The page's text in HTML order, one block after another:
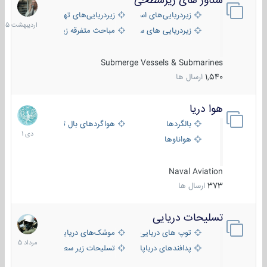
زیردریایی‌های استراتژیکزیردریایی‌های تهاجمی
زیردریایی های سبک
مباحث متفرقه زیرسطحی
Submerge Vessels & Submarines
1,540 ارسال ها
1405
هوا دریا
بالگردها
هواگردهای بال ثابت
هواناوها
Naval Aviation
373 ارسال ها
12
دی
1401
تسلیحات دریایی
توپ های دریایی
موشک‌های دریایی
پدافندهای دریاپایه
تسلیحات زیر سطحی
2
مرداد
1405